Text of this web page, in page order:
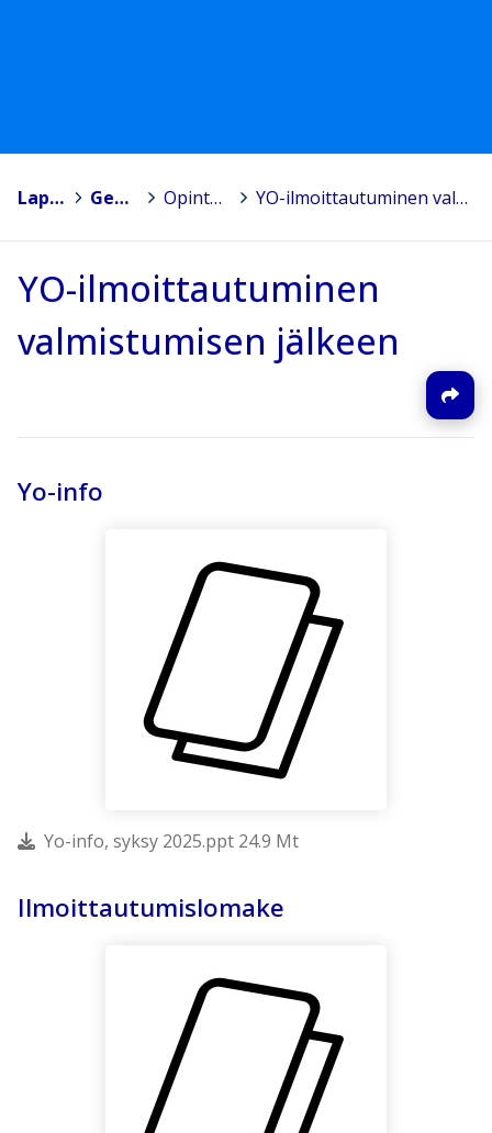
Lappajärvi > Geolukio > Opinto-ohjaus lukiossa > YO-ilmoittautuminen valmistumisen jälkeen
YO-ilmoittautuminen
valmistumisen jälkeen
Yo-info
Yo-info, syksy 2025.ppt 24.9 Mt
Ilmoittautumislomake